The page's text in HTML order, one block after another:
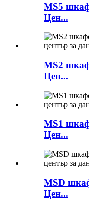
MS5
Цен...
MS2
Цен...
MS1
Цен...
MSD
Цен...